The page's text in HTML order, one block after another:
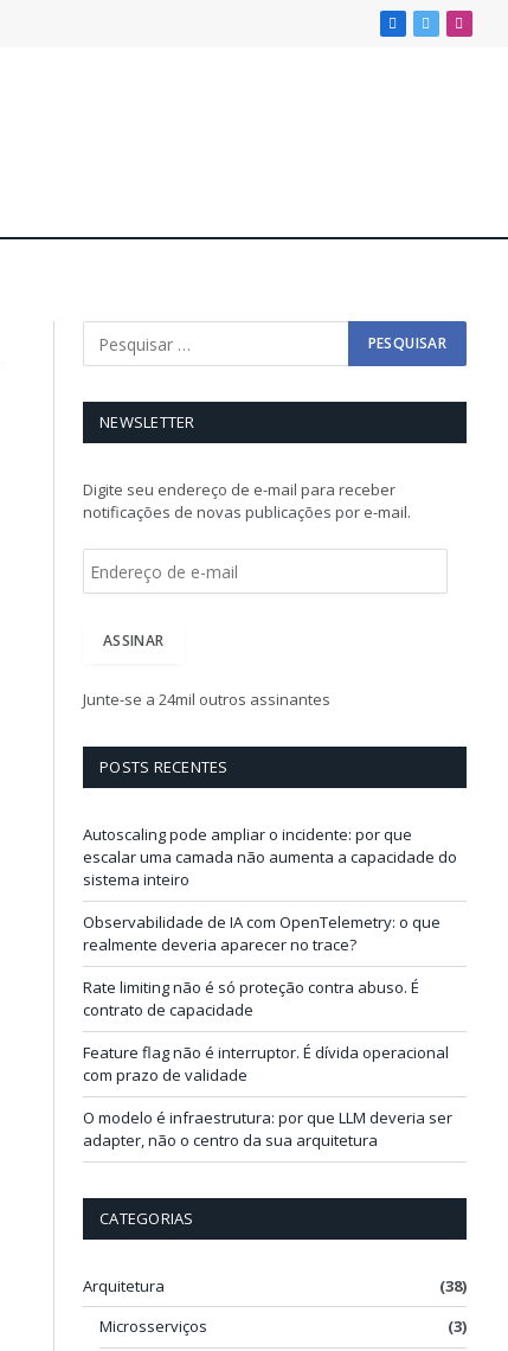
Facebook
X
NEWSLETTER
Digite seu endereço de e-mail para receber
notificações de novas publicações por e-mail.
ç
o
e
m
a
i
l
ASSINAR
Junte-se a 24mil outros assinantes
POSTS RECENTES
Autoscaling pode ampliar o incidente: por que
escalar uma camada não aumenta a capacidade do
sistema inteiro
Observabilidade de IA com OpenTelemetry: o que
realmente deveria aparecer no trace?
Rate limiting não é só proteção contra abuso. É
contrato de capacidade
Feature flag não é interruptor. É dívida operacional
com prazo de validade
O modelo é infraestrutura: por que LLM deveria ser
adapter, não o centro da sua arquitetura
CATEGORIAS
Arquitetura
(38)
Microsserviços
(3)